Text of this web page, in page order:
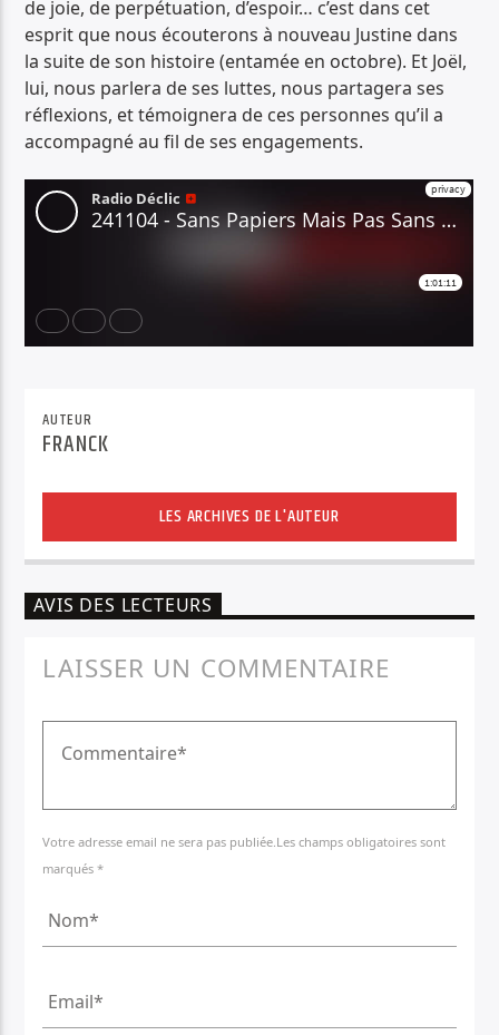
TOUTE L'ACTUALITÉ DES JAZZ
Radio Déclic
de joie, de perpétuation, d’espoir… c’est dans cet
esprit que nous écouterons à nouveau Justine dans
la suite de son histoire (entamée en octobre). Et Joël,
lui, nous parlera de ses luttes, nous partagera ses
réflexions, et témoignera de ces personnes qu’il a
accompagné au fil de ses engagements.
AUTEUR
FRANCK
LES ARCHIVES DE L'AUTEUR
AVIS DES LECTEURS
LAISSER UN COMMENTAIRE
Votre adresse email ne sera pas publiée.Les champs obligatoires sont
marqués *